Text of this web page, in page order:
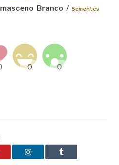
Branco /Sementes
LinkedIn Tumblr